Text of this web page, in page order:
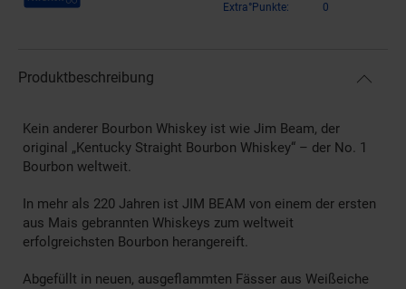
Extra°Punkte:
0
Produktbeschreibung
Kein anderer Bourbon Whiskey ist wie Jim Beam, der
original „Kentucky Straight Bourbon Whiskey“ – der No. 1
Bourbon weltweit.
In mehr als 220 Jahren ist JIM BEAM von einem der ersten
aus Mais gebrannten Whiskeys zum weltweit
erfolgreichsten Bourbon herangereift.
Abgefüllt in neuen, ausgeflammten Fässer aus Weißeiche